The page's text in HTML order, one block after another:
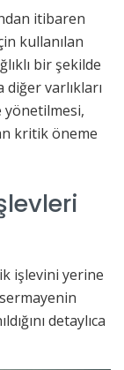
itibaren
kullanılan
bir şekilde
varlıkları
yönetilmesi,
kritik öneme
işlevini yerine
detaylıca